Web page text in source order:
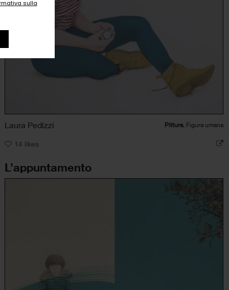
sulla
Laura Pedizzi Pittura, Figura umana
14 likes
L’appuntamento